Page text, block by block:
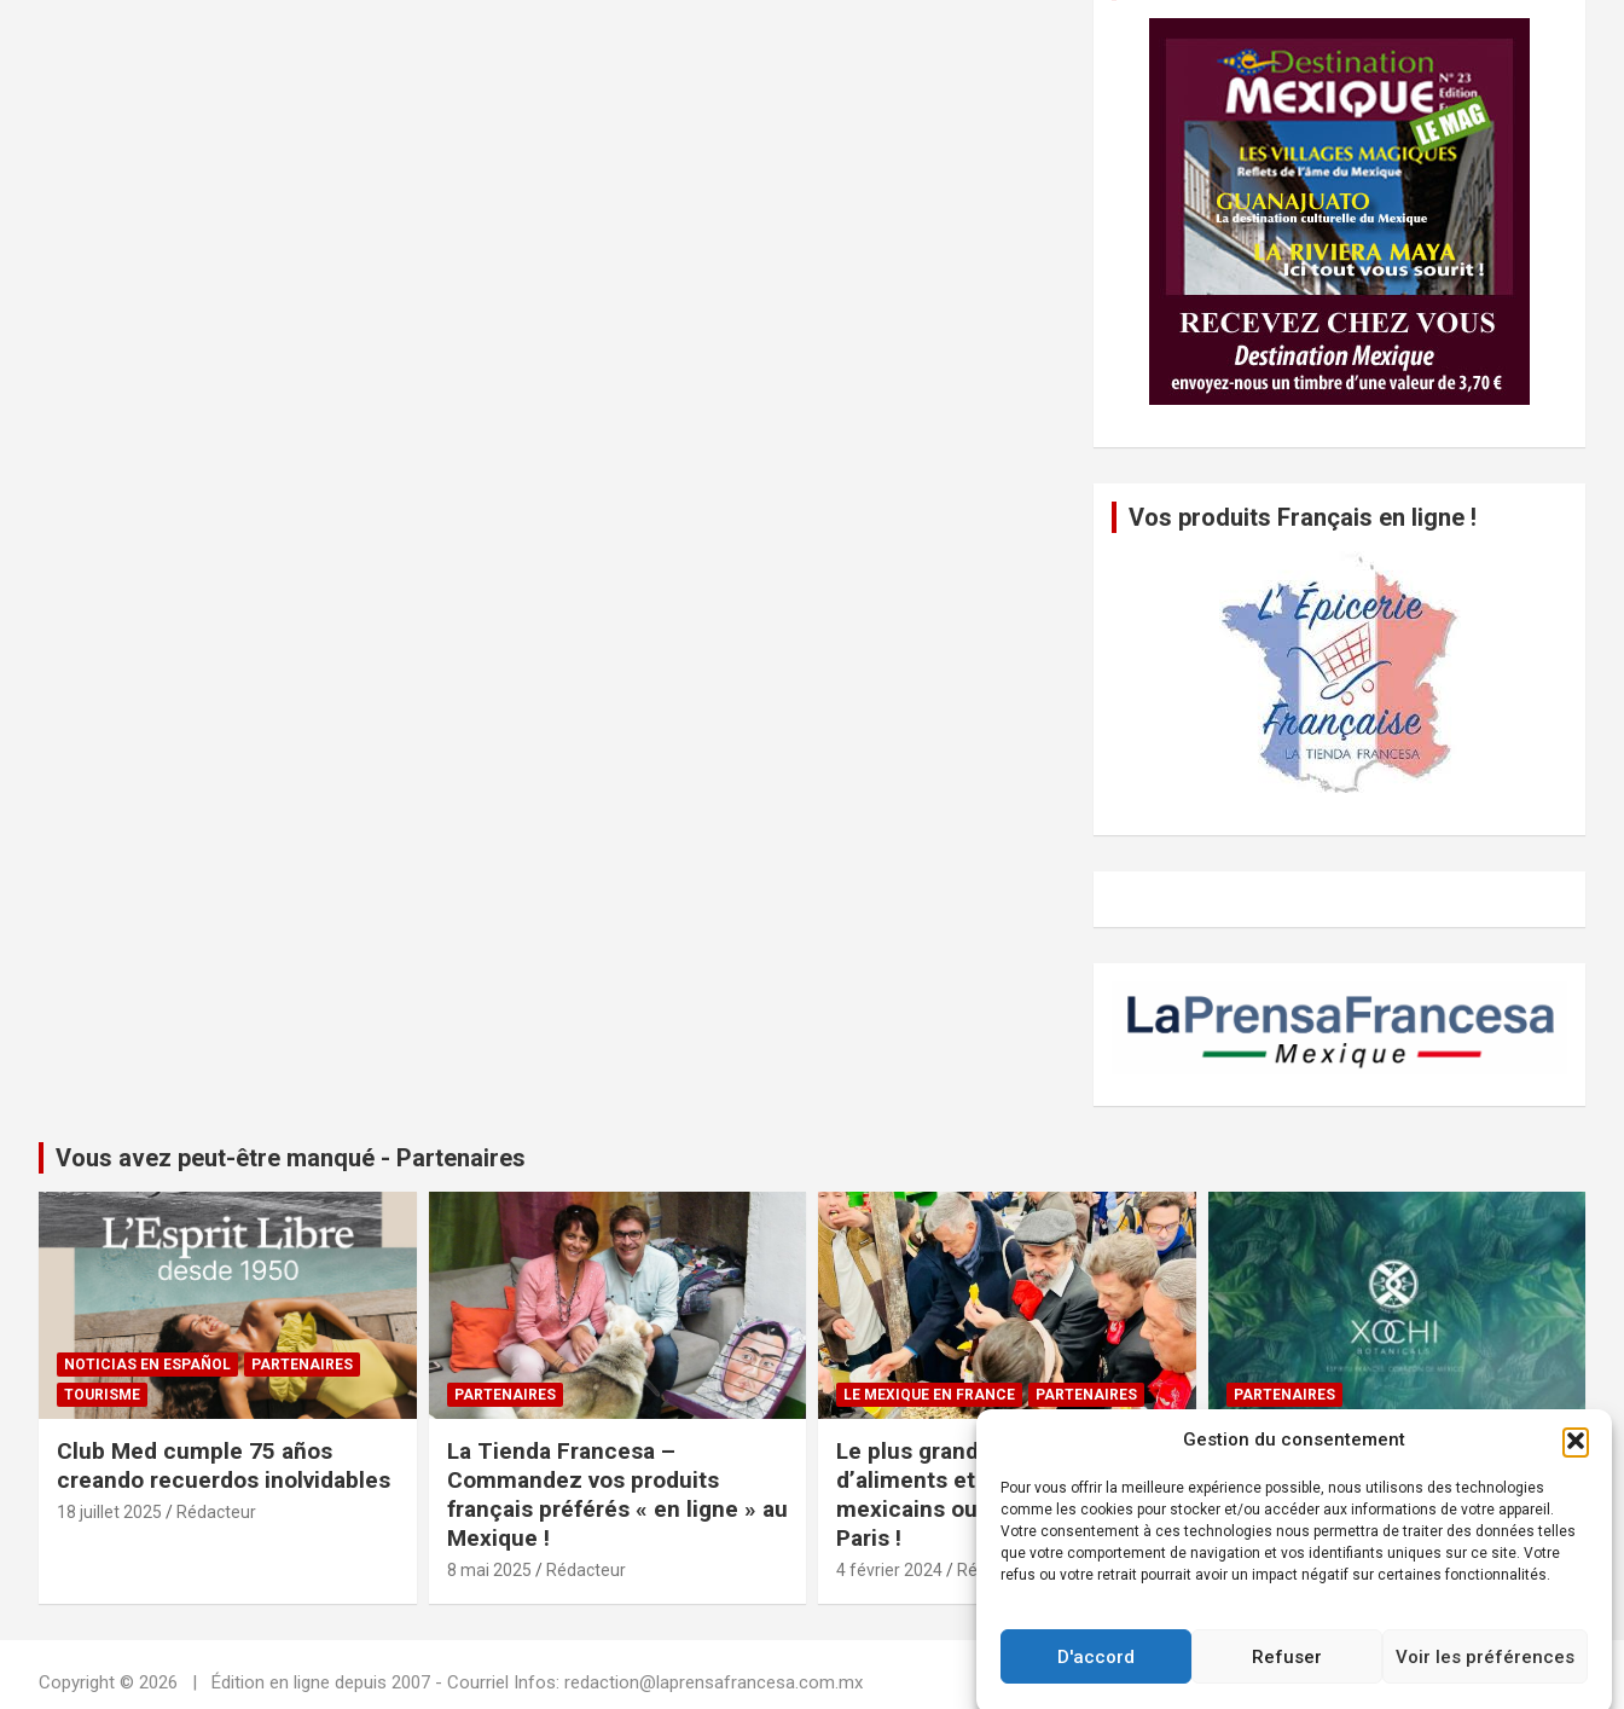
Gestion du consentement
Pour vous offrir la meilleure expérience possible, nous utilisons des technologies
comme les cookies pour stocker et/ou accéder aux informations de votre appareil.
Votre consentement à ces technologies nous permettra de traiter des données telles
que votre comportement de navigation et vos identifiants uniques sur ce site. Votre
refus ou votre retrait pourrait avoir un impact négatif sur certaines fonctionnalités.
D'accord Refuser Voir les préférences
Vos produits Français en ligne !
Vous avez peut-être manqué - Partenaires
NOTICIAS EN ESPAÑOL
PARTENAIRES
TOURISME
Club Med cumple 75 años
creando recuerdos inolvidables
18 juillet 2025 Rédacteur
PARTENAIRES
La Tienda Francesa –
Commandez vos produits
français préférés « en ligne » au
Mexique !
8 mai 2025 Rédacteur
LE MEXIQUE EN FRANCE PARTENAIRES
Le plus grand magasin
d’aliments et produits
mexicains ouvre ses portes à
Paris !
4 février 2024 Rédacteur
PARTENAIRES
Devenez Ambassadeur XOCHI
BOTANICALS – « El espíritu
francés con corazón de
México! »
24 août 2022 Rédacteur
Copyright © 2026 Édition en ligne depuis 2007 - Courriel Infos: redaction@laprensafrancesa.com.mx